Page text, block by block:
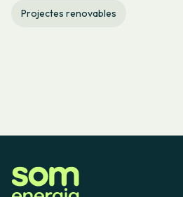
Projectes renovables